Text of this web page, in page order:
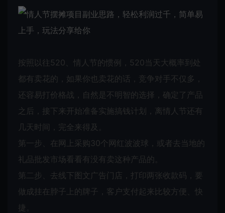
按照以往520、情人节的惯例，520当天大概率到处
都有卖花的，如果你也卖花的话，竞争对手不仅多，
还容易打价格战，自然是不明智的选择，确定了产品
之后，接下来开始准备实施搞钱计划，离情人节还有
几天时间，完全来得及。
第一步、在网上采购30个网红波波球，或者去当地的
礼品批发市场看看有没有卖这种产品的。
第二步、去线下图文广告门店，打印两张收款码，要
做成挂在脖子上的牌子，客户支付起来比较方便、快
捷。